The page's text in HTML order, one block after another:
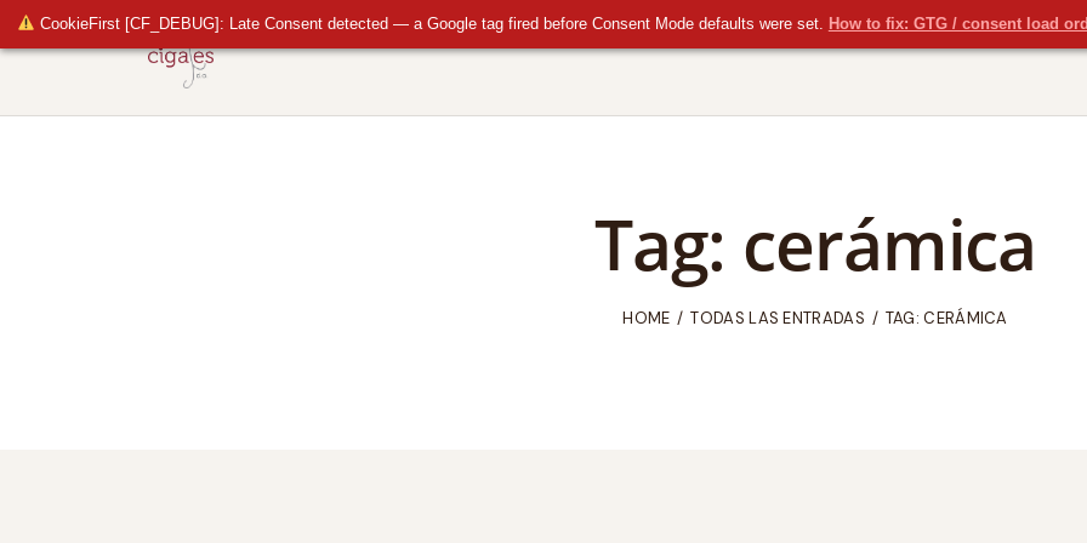
CookieFirst [CF_DEBUG]: Late Consent detected — a Google tag fired before Consent Mode defaults were set. How to fix: GTG / consent load
Tag: cerámica
HOME TODAS LAS ENTRADAS TAG: CERÁMICA